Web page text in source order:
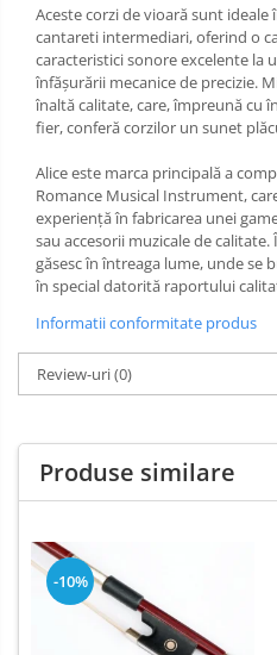
Tuba
Aceste corzi de vioară sunt
cantareti intermediari, oferind o
caracteristici sonore excelente la
înfășurării mecanice de precizie.
înaltă calitate, care, împreună cu
fier, conferă corzilor un sunet
Alice este marca principală a
Romance Musical Instrument,
experiență în fabricarea unei
sau accesorii muzicale de
găsesc în întreaga lume, unde se
în special datorită raportului
Informatii conformitate produs
Review-uri(0)
Produse similare
-10%